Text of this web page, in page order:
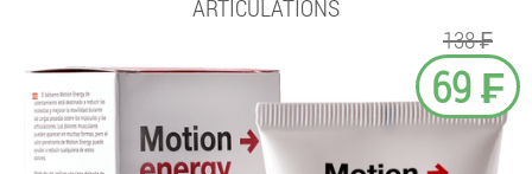
ARTICULATIONS
138 ₣
69 ₣